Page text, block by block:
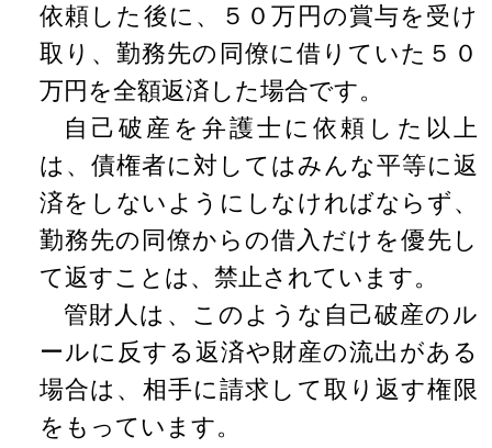
依頼した後に、５０万円の賞与を受け
取り、勤務先の同僚に借りていた５０
万円を全額返済した場合です。
自己破産を弁護士に依頼した以上
は、債権者に対してはみんな平等に返
済をしないようにしなければならず、
勤務先の同僚からの借入だけを優先し
て返すことは、禁止されています。
管財人は、このような自己破産のル
ールに反する返済や財産の流出がある
場合は、相手に請求して取り返す権限
をもっています。